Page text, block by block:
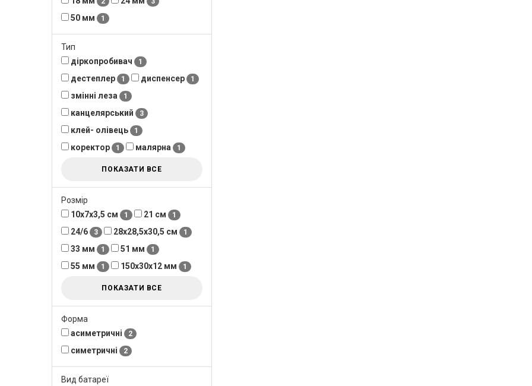
50 мм 1
Тип
діркопробивач
1
дестеплер 1 диспенсер 1
змінні леза 1
канцелярський 3
клей- олівець 1
коректор 1 малярна 1
ПОКАЗАТИ ВСЕ
Розмір
10х7х3,5 см
1 21 см 1
24/6 3 28х28,5х30,5 см 1
33 мм 1 51 мм 1
55 мм 1 150х30х12 мм 1
ПОКАЗАТИ ВСЕ
Форма
асиметричні
2
симетричні 2
Вид батареї